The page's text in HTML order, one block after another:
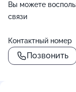
Вы можете
связи
Контактный номер
Позвонить